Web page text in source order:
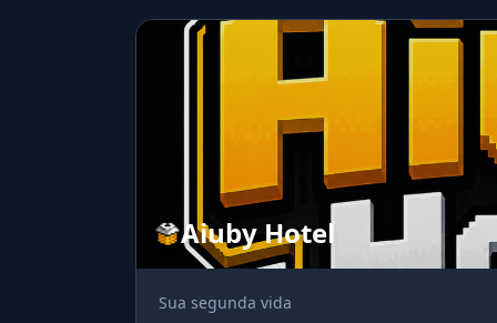
Aiuby Hotel
Sua segunda vida